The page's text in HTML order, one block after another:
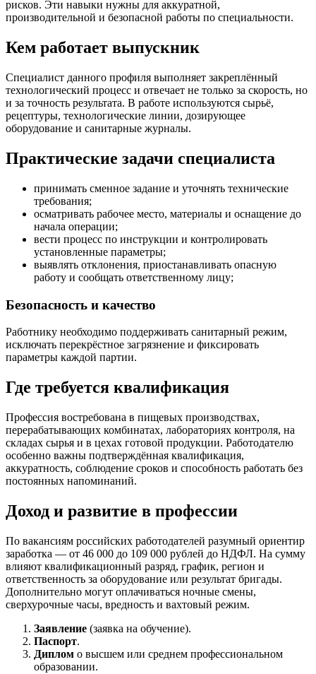
рисков. Эти навыки нужны для аккуратной,
производительной и безопасной работы по специальности.
Кем работает выпускник
Специалист данного профиля выполняет закреплённый
технологический процесс и отвечает не только за скорость, но
и за точность результата. В работе используются сырьё,
рецептуры, технологические линии, дозирующее
оборудование и санитарные журналы.
Практические задачи специалиста
принимать сменное задание и уточнять технические
требования;
осматривать рабочее место, материалы и оснащение до
начала операции;
вести процесс по инструкции и контролировать
установленные параметры;
выявлять отклонения, приостанавливать опасную
работу и сообщать ответственному лицу;
Безопасность и качество
Работнику необходимо поддерживать санитарный режим,
исключать перекрёстное загрязнение и фиксировать
параметры каждой партии.
Где требуется квалификация
Профессия востребована в пищевых производствах,
перерабатывающих комбинатах, лабораториях контроля, на
складах сырья и в цехах готовой продукции. Работодателю
особенно важны подтверждённая квалификация,
аккуратность, соблюдение сроков и способность работать без
постоянных напоминаний.
Доход и развитие в профессии
По вакансиям российских работодателей разумный ориентир
заработка — от 46 000 до 109 000 рублей до НДФЛ. На сумму
влияют квалификационный разряд, график, регион и
ответственность за оборудование или результат бригады.
Дополнительно могут оплачиваться ночные смены,
сверхурочные часы, вредность и вахтовый режим.
Заявление (заявка на обучение).
Паспорт.
Диплом о высшем или среднем профессиональном
образовании.